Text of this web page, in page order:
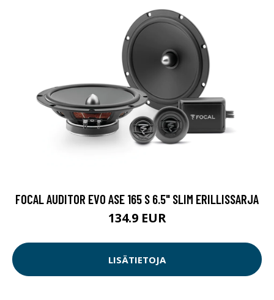
FOCAL AUDITOR EVO ASE 165 S 6.5" SLIM ERILLISSARJA
134.9 EUR
LISÄTIETOJA